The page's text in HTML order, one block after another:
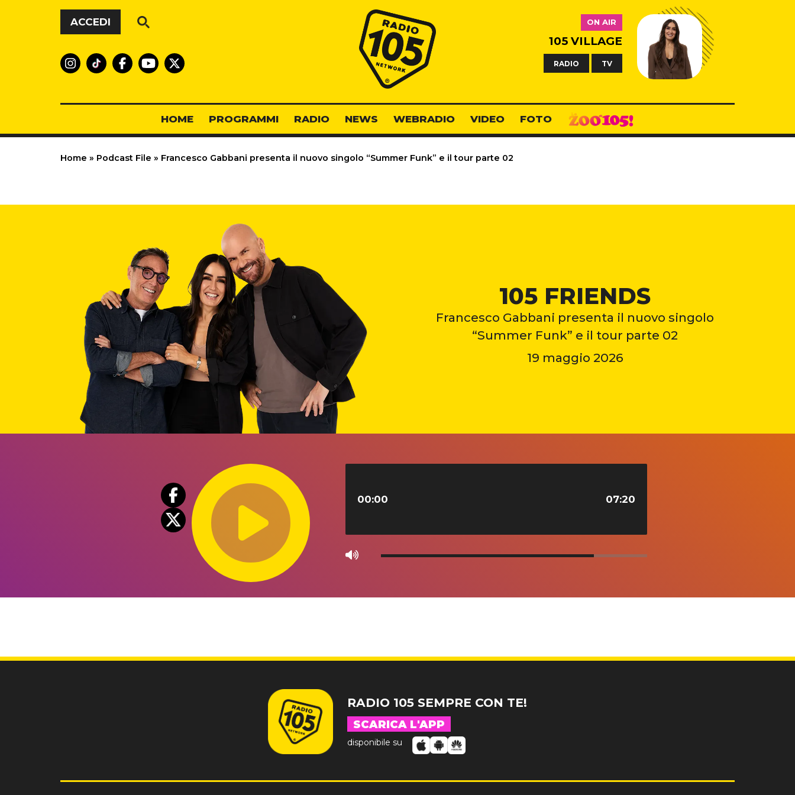
Vai al contenuto
ACCEDI
Radio 105
ON AIR
105 VILLAGE
RADIO TV
HOME PROGRAMMI RADIO NEWS WEBRADIO VIDEO FOTO
Home » Podcast File » Francesco Gabbani presenta il nuovo singolo “Summer Funk” e il tour parte 02
105 FRIENDS
Francesco Gabbani presenta il nuovo singolo
“Summer Funk” e il tour parte 02
19 maggio 2026
Audio
Player
00:00 07:20
Use
keys
decrease
RADIO 105 SEMPRE CON TE!
SCARICA L'APP
disponibile su